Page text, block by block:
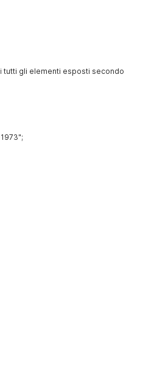
tutti gli elementi esposti secondo